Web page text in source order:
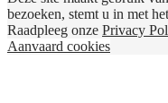
bezoeken, stemt u in met
Raadpleeg onze Privacy
Aanvaard cookies